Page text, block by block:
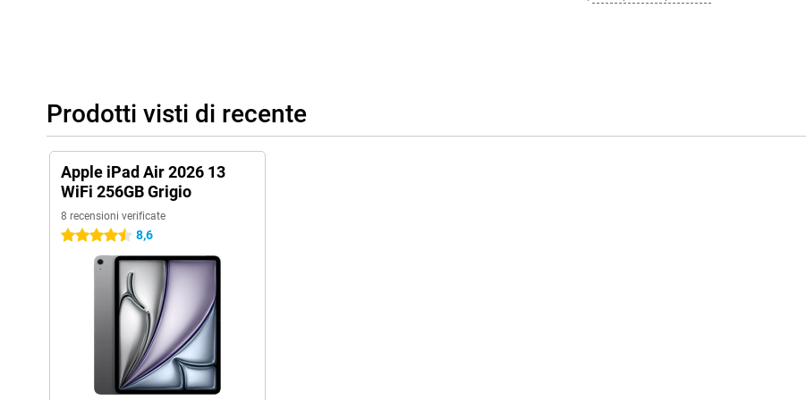
Accessori utili
Questo tablet è compatibile con Apple Pencil USB-C e Apple Pencil Pro. Ciò consente di disegnare
con precisione sul tablet. Grazie al feedback tattile e a funzioni come il pinch and twist, è molto
facile realizzare splendide creazioni con questa penna! Si aggancia facilmente e magneticamente
al lato lungo dell'iPad.
La Magic Keyboard trasforma l'iPad Air in un piccolo computer portatile. È una cover e una
tastiera in uno. Consente di posizionare facilmente il tablet in verticale. Dispone anche di un
trackpad, per lavorare in modo molto preciso!
Prodotti visti di recente
Apple iPad Air 2026 13
WiFi 256GB Grigio
8 recensioni verificate
4.5 stelle 8,6